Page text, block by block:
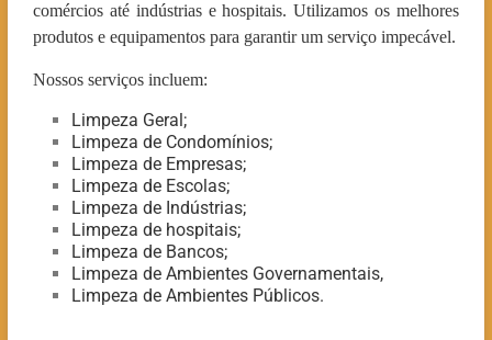
comércios até indústrias e hospitais. Utilizamos os melhores
produtos e equipamentos para garantir um serviço impecável.
Nossos serviços incluem:
Limpeza Geral;
Limpeza de Condomínios;
Limpeza de Empresas;
Limpeza de Escolas;
Limpeza de Indústrias;
Limpeza de hospitais;
Limpeza de Bancos;
Limpeza de Ambientes Governamentais,
Limpeza de Ambientes Públicos.